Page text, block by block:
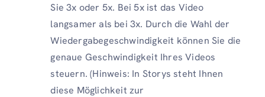
Sie 3x oder 5x. Bei 5x ist das Video
langsamer als bei 3x. Durch die Wahl der
Wiedergabegeschwindigkeit können Sie die
genaue Geschwindigkeit Ihres Videos
steuern. (Hinweis: In Storys steht Ihnen
diese Möglichkeit zur